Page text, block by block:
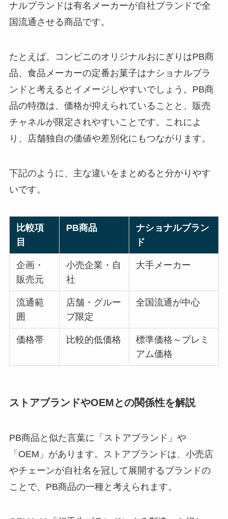
ナルブランドは有名メーカーが自社ブランドで全
国流通させる商品です。
たとえば、コンビニのオリジナルおにぎりはPB商
品、食品メーカーの定番お菓子はナショナルブラ
ンドと考えるとイメージしやすいでしょう。PB商
品の特徴は、価格が抑えられていることと、販売
チャネルが限定されやすいことです。これによ
り、店舗独自の価値や差別化にもつながります。
下記のように、主な違いをまとめると分かりやす
いです。
比較項
目
PB商品
ナショナルブラン
ド
企画・
販売元
小売企業・自
社
大手メーカー
流通範
囲
店舗・グルー
プ限定
全国流通が中心
価格帯 比較的低価格
標準価格～プレミ
アム価格
ストアブランドやOEMとの関係性を解説
PB商品と似た言葉に「ストアブランド」や
「OEM」があります。ストアブランドは、小売店
やチェーンが自社名を冠して展開するブランドの
ことで、PB商品の一種と考えられます。